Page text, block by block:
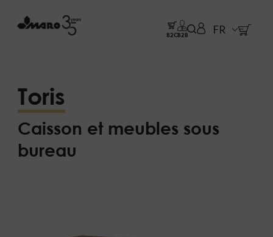
B2CB2B FR
Toris
Caisson et meubles sous
bureau